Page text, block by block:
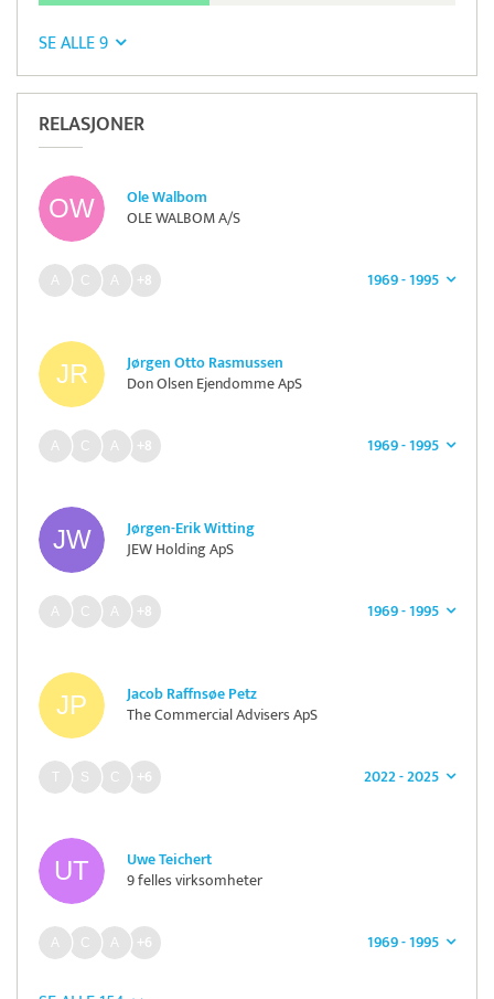
SE ALLE 9
RELASJONER
Ole Walbom
OLE WALBOM A/S
1969 - 1995
+8
Jørgen Otto Rasmussen
Don Olsen Ejendomme ApS
1969 - 1995
+8
Jørgen-Erik Witting
JEW Holding ApS
1969 - 1995
+8
Jacob Raffnsøe Petz
The Commercial Advisers ApS
2022 - 2025
+6
Uwe Teichert
9 felles virksomheter
1969 - 1995
+6